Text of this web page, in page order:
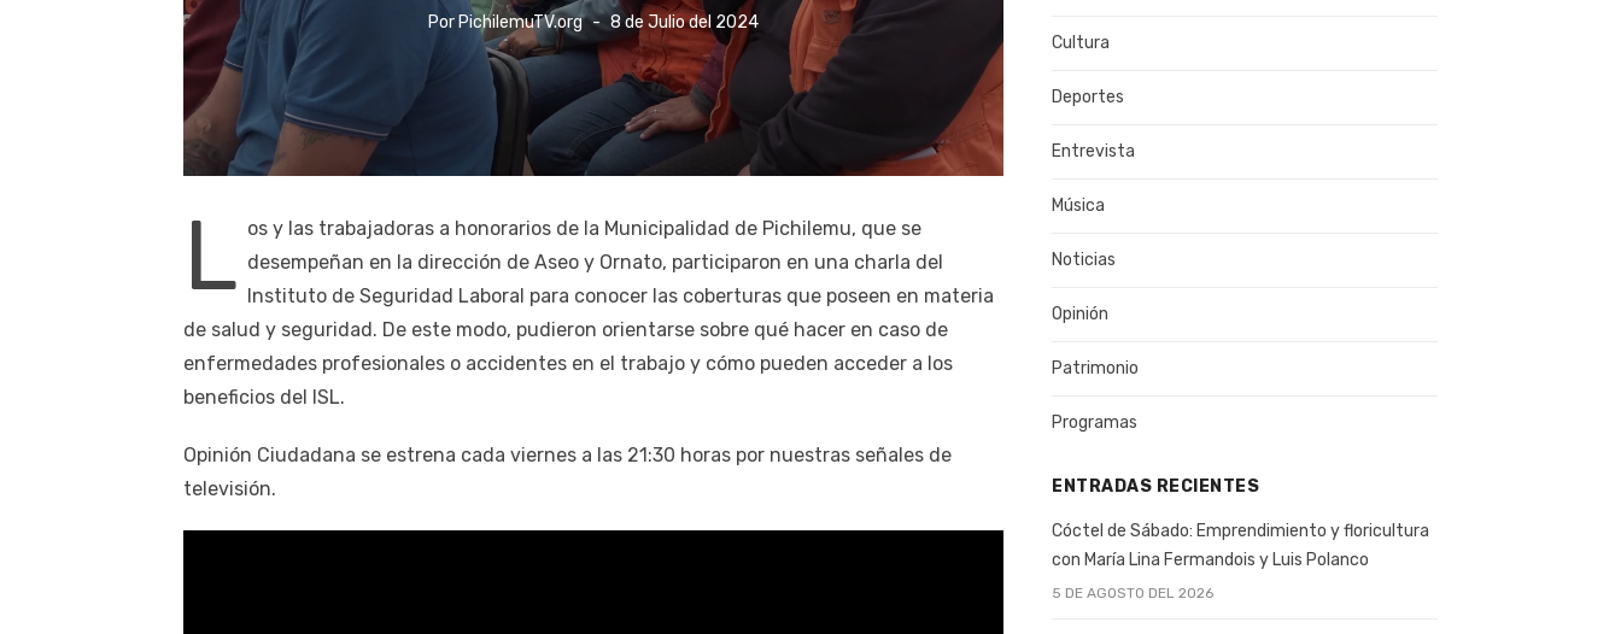
Por PichilemuTV.org
Publicado
el
8 de Julio del 2024
L os y las trabajadoras a honorarios de la Municipalidad de Pichilemu, que se
desempeñan en la dirección de Aseo y Ornato, participaron en una charla del
Instituto de Seguridad Laboral para conocer las coberturas que poseen en materia
de salud y seguridad. De este modo, pudieron orientarse sobre qué hacer en caso de
enfermedades profesionales o accidentes en el trabajo y cómo pueden acceder a los
beneficios del ISL.
Opinión Ciudadana se estrena cada viernes a las 21:30 horas por nuestras señales de
televisión.
Cultura
Deportes
Entrevista
Música
Noticias
Opinión
Patrimonio
Programas
ENTRADAS RECIENTES
Cóctel de Sábado: Emprendimiento y floricultura
con María Lina Fermandois y Luis Polanco
5 DE AGOSTO DEL 2026